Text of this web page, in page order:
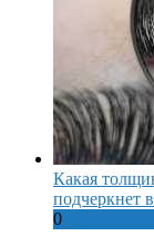
Какая
подчеркнет
0